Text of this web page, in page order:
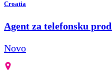
Croatia
Agent za telefonsku
Novo